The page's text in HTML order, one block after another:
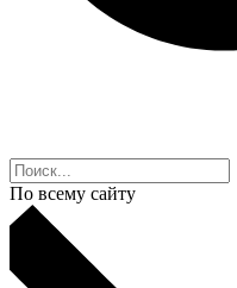
По всему сайту